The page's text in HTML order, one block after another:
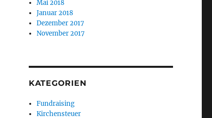
Mai 2018
Januar 2018
Dezember 2017
November 2017
KATEGORIEN
Fundraising
Kirchensteuer